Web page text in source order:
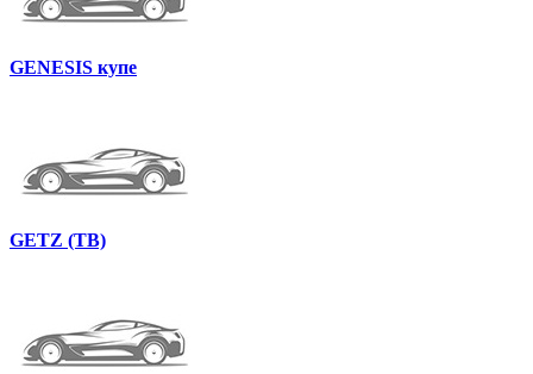
GENESIS купе
GETZ (TB)